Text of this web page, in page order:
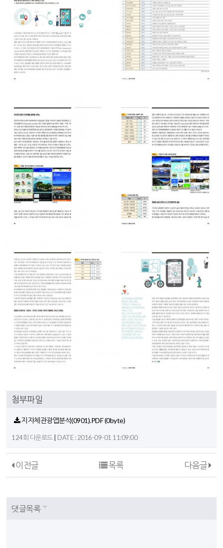
첨부파일
지자체관광앱분석(0901).PDF(0byte)
124회 다운로드| DATE : 2016-09-01 11:09:00
이전글 다음글
목록
댓글목록